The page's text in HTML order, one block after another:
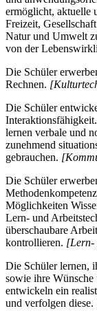
ermöglicht, aktuelle
Freizeit,
Natur und Umwelt
von der
Die Schüler
Rechnen.
Die Schüler
lernen verbale und
zunehmend
gebrauchen.
Die Schüler
Möglichkeiten
Lern- und
überschaubare
kontrollieren. [Lern-
Die Schüler lernen,
sowie ihre Wünsche
entwickeln ein
und verfolgen diese.